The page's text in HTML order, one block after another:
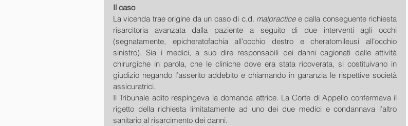
Il caso
La vicenda trae origine da un caso di c.d. malpractice e dalla conseguente richiesta
risarcitoria avanzata dalla paziente a seguito di due interventi agli occhi
(segnatamente, epicheratofachia all’occhio destro e cheratomileusi all’occhio
sinistro). Sia i medici, a suo dire responsabili dei danni cagionati dalle attività
chirurgiche in parola, che le cliniche dove era stata ricoverata, si costituivano in
giudizio negando l’asserito addebito e chiamando in garanzia le rispettive società
assicuratrici.
Il Tribunale adito respingeva la domanda attrice. La Corte di Appello confermava il
rigetto della richiesta limitatamente ad uno dei due medici e condannava l’altro
sanitario al risarcimento dei danni.